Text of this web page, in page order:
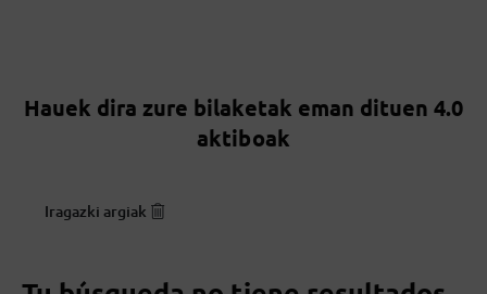
Hauek dira zure bilaketak eman dituen 4.0
aktiboak
Iragazki argiak